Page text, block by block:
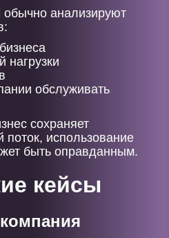
обычно анализируют
нагрузки
обслуживать
сохраняет
использование
быть оправданным.
кейсы